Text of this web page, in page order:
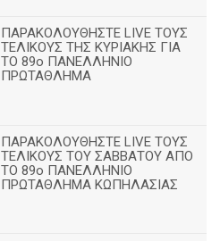
ΠΑΡΑΚΟΛΟΥΘΗΣΤΕ LIVE ΤΟΥΣ
ΤΕΛΙΚΟΥΣ ΤΗΣ ΚΥΡΙΑΚΗΣ ΓΙΑ
ΤΟ 89ο ΠΑΝΕΛΛΗΝΙΟ
ΠΡΩΤΑΘΛΗΜΑ
ΠΑΡΑΚΟΛΟΥΘΗΣΤΕ LIVE ΤΟΥΣ
ΤΕΛΙΚΟΥΣ ΤΟΥ ΣΑΒΒΑΤΟΥ ΑΠΟ
TO 89o ΠΑΝΕΛΛΗΝΙΟ
ΠΡΩΤΑΘΛΗΜΑ ΚΩΠΗΛΑΣΙΑΣ